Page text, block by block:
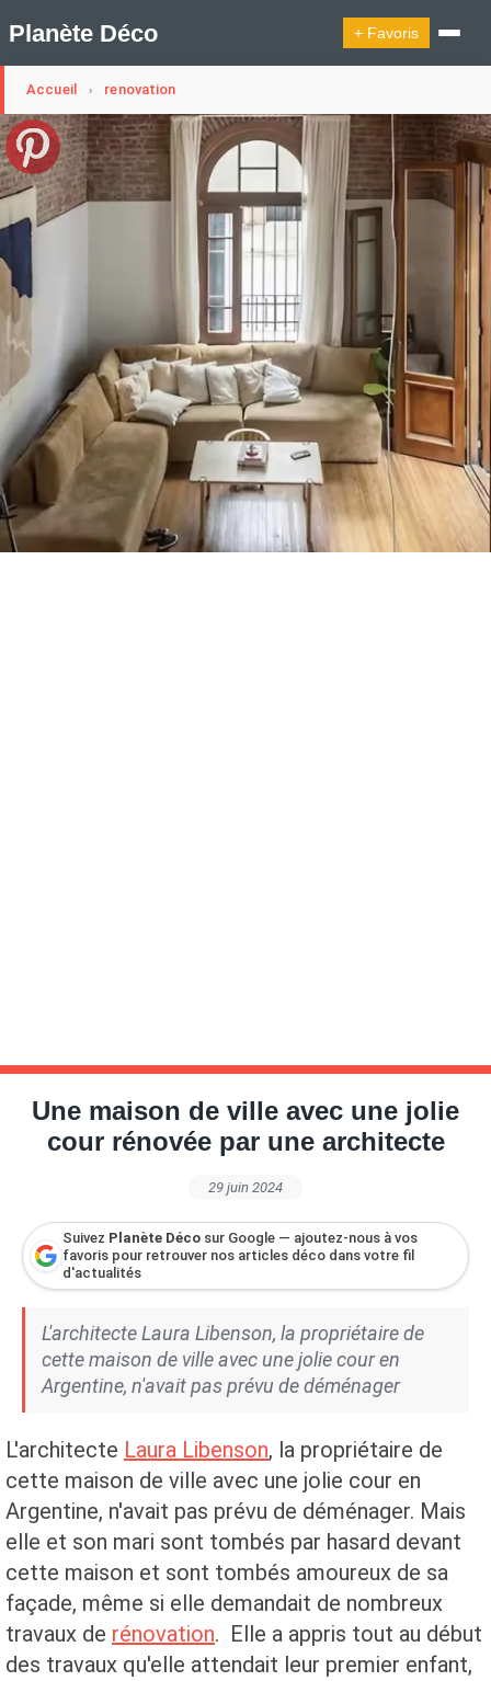
Planète Déco + Favoris
🛍︎ Shop Planète Déco ℹ︎ À propos
Appartement Design Cabanes
Decoration Noël
Design Suédois En Quelques Photos
Idées Déco En 10 Photos
Méli-Mélo Suédois
Interieurs Scandinaves
La Décoration Selon Votre Signe Astrologique
Les Trouvailles Déco Du Jour
Loft
Maison Appartement Écologique
Maison Container/container House
Maison D'hôtes
Maison Et Appartement Vintage
On Décode La Déco
Petite Surface
Question De Style
Renovation
Revue De Week End
Tiny House
Accueil › renovation
Une maison de ville avec une jolie
cour rénovée par une architecte
29 juin 2024
Suivez Planète Déco sur Google — ajoutez-nous à vos
favoris pour retrouver nos articles déco dans votre fil
d'actualités
L'architecte Laura Libenson, la propriétaire de
cette maison de ville avec une jolie cour en
Argentine, n'avait pas prévu de déménager
L'architecte Laura Libenson, la propriétaire de
cette maison de ville avec une jolie cour en
Argentine, n'avait pas prévu de déménager. Mais
elle et son mari sont tombés par hasard devant
cette maison et sont tombés amoureux de sa
façade, même si elle demandait de nombreux
travaux de rénovation. Elle a appris tout au début
des travaux qu'elle attendait leur premier enfant,